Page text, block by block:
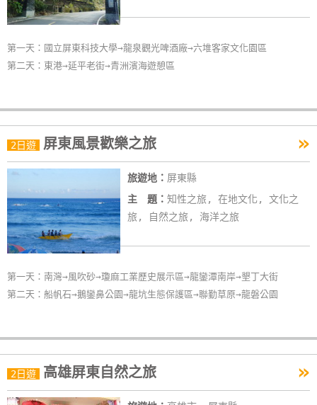
飯
店
廠
商
作
旅
計
劃
品
宣
傳
第一天：國立屏東科技大學→龍泉觀光啤酒廠→六堆客家文化園區
第二天：東港→延平老街→青洲濱海遊憩區
2日遊 屏東風景歡樂之旅 »
旅遊地： 屏東縣
主 題： 知性之旅, 在地文化, 文化之
旅, 自然之旅, 海洋之旅
第一天：南灣→風吹砂→瓊麻工業歷史展示區→龍鑾潭南岸→墾丁大街
第二天：船帆石→鵝鑾鼻公園→龍坑生態保護區→聯勤草原→龍磐公園
2日遊 高雄屏東自然之旅 »